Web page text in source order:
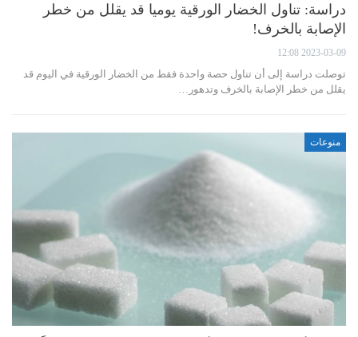
دراسة: تناول الخضار الورقية يوميا قد يقلل من خطر
الإصابة بالخرف!
2023-03-09 12:08
توصلت دراسة إلى أن تناول حصة واحدة فقط من الخضار الورقية في اليوم قد
يقلل من خطر الإصابة بالخرف وتدهور…
منوعات